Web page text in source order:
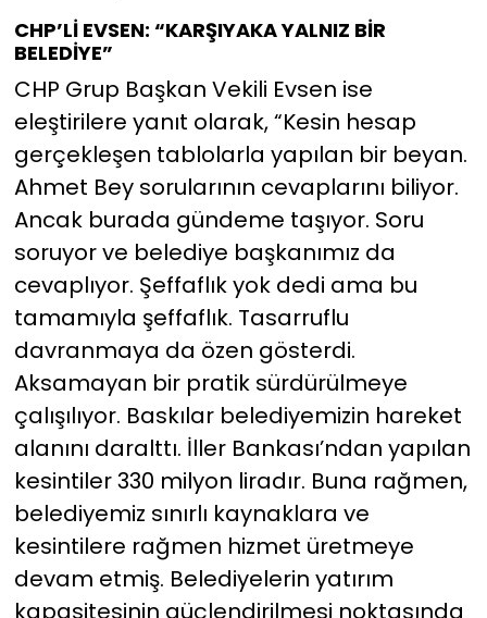
CHP’Lİ EVSEN: “KARŞIYAKA YALNIZ BİR
BELEDİYE”
CHP Grup Başkan Vekili Evsen ise
eleştirilere yanıt olarak, “Kesin hesap
gerçekleşen tablolarla yapılan bir beyan.
Ahmet Bey sorularının cevaplarını biliyor.
Ancak burada gündeme taşıyor. Soru
soruyor ve belediye başkanımız da
cevaplıyor. Şeffaflık yok dedi ama bu
tamamıyla şeffaflık. Tasarruflu
davranmaya da özen gösterdi.
Aksamayan bir pratik sürdürülmeye
çalışılıyor. Baskılar belediyemizin hareket
alanını daralttı. İller Bankası’ndan yapılan
kesintiler 330 milyon liradır. Buna rağmen,
belediyemiz sınırlı kaynaklara ve
kesintilere rağmen hizmet üretmeye
devam etmiş. Belediyelerin yatırım
kapasitesinin güçlendirilmesi noktasında